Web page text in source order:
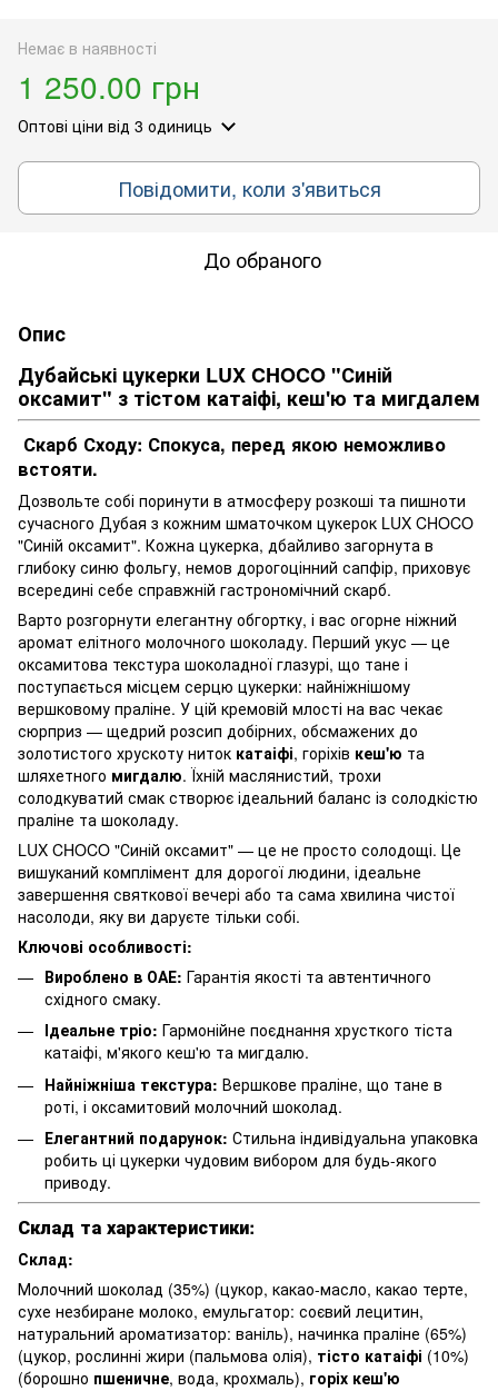
Немає в наявності
1 250.00 грн
Оптові ціни від 3 одиниць
Повідомити, коли з'явиться
До обраного
Опис
Дубайські цукерки LUX CHOCO "Синій
оксамит" з тістом катаіфі, кеш'ю та мигдалем
Скарб Сходу: Спокуса, перед якою неможливо
встояти.
Дозвольте собі поринути в атмосферу розкоші та пишноти
сучасного Дубая з кожним шматочком цукерок LUX CHOCO
"Синій оксамит". Кожна цукерка, дбайливо загорнута в
глибоку синю фольгу, немов дорогоцінний сапфір, приховує
всередині себе справжній гастрономічний скарб.
Варто розгорнути елегантну обгортку, і вас огорне ніжний
аромат елітного молочного шоколаду. Перший укус — це
оксамитова текстура шоколадної глазурі, що тане і
поступається місцем серцю цукерки: найніжнішому
вершковому праліне. У цій кремовій млості на вас чекає
сюрприз — щедрий розсип добірних, обсмажених до
золотистого хрускоту ниток катаіфі, горіхів кеш'ю та
шляхетного мигдалю. Їхній маслянистий, трохи
солодкуватий смак створює ідеальний баланс із солодкістю
праліне та шоколаду.
LUX CHOCO "Синій оксамит" — це не просто солодощі. Це
вишуканий комплімент для дорогої людини, ідеальне
завершення святкової вечері або та сама хвилина чистої
насолоди, яку ви даруєте тільки собі.
Ключові особливості:
Вироблено в ОАЕ: Гарантія якості та автентичного
східного смаку.
Ідеальне тріо: Гармонійне поєднання хрусткого тіста
катаіфі, м'якого кеш'ю та мигдалю.
Найніжніша текстура: Вершкове праліне, що тане в
роті, і оксамитовий молочний шоколад.
Елегантний подарунок: Стильна індивідуальна упаковка
робить ці цукерки чудовим вибором для будь-якого
приводу.
Склад та характеристики:
Склад:
Молочний шоколад (35%) (цукор, какао-масло, какао терте,
сухе незбиране молоко, емульгатор: соєвий лецитин,
натуральний ароматизатор: ваніль), начинка праліне (65%)
(цукор, рослинні жири (пальмова олія), тісто катаіфі (10%)
(борошно пшеничне, вода, крохмаль), горіх кеш'ю